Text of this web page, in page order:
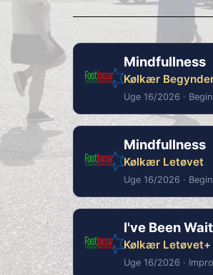
Mindfullness
Kølkær
Uge 16/2026 ·
Mindfullness
Kølkær Letøvet
Uge 16/2026 ·
I've Been
Kølkær Letøvet+
Uge 16/2026 ·